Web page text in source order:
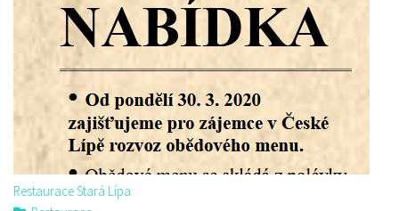
Restaurace Stará Lípa